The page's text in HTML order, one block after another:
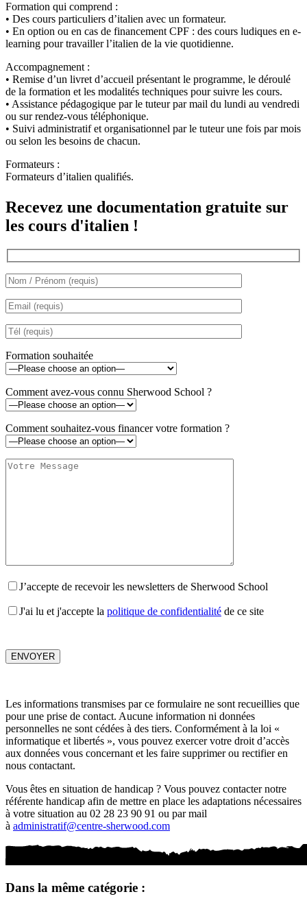
Formation qui comprend :
• Des cours particuliers d’italien avec un formateur.
• En option ou en cas de financement CPF : des cours ludiques en e-
learning pour travailler l’italien de la vie quotidienne.
Accompagnement :
• Remise d’un livret d’accueil présentant le programme, le déroulé
de la formation et les modalités techniques pour suivre les cours.
• Assistance pédagogique par le tuteur par mail du lundi au vendredi
ou sur rendez-vous téléphonique.
• Suivi administratif et organisationnel par le tuteur une fois par mois
ou selon les besoins de chacun.
Formateurs :
Formateurs d’italien qualifiés.
Recevez une documentation gratuite sur
les cours d'italien !
Formation souhaitée
Comment avez-vous connu Sherwood School ?
Comment souhaitez-vous financer votre formation ?
J’accepte de recevoir les newsletters de Sherwood School
J'ai lu et j'accepte la politique de confidentialité de ce site
Les informations transmises par ce formulaire ne sont recueillies que
pour une prise de contact. Aucune information ni données
personnelles ne sont cédées à des tiers. Conformément à la loi «
informatique et libertés », vous pouvez exercer votre droit d’accès
aux données vous concernant et les faire supprimer ou rectifier en
nous contactant.
Vous êtes en situation de handicap ? Vous pouvez contacter notre
référente handicap afin de mettre en place les adaptations nécessaires
à votre situation au 02 28 23 90 91 ou par mail
à administratif@centre-sherwood.com
Dans la même catégorie :